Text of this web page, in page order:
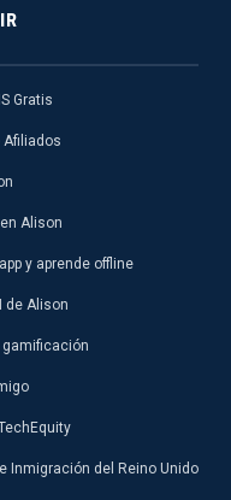
Gratis
Afiliados
Alison
y aprende offline
de Alison
Inmigración del Reino Unido